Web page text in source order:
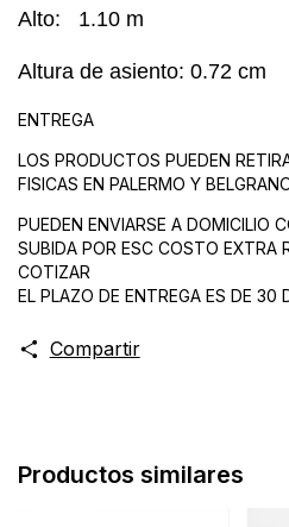
Alto: 1.10 m
Altura de asiento: 0.72 cm
ENTREGA
LOS PRODUCTOS PUEDEN
FISICAS EN PALERMO Y
PUEDEN ENVIARSE A DOMICILIO
SUBIDA POR ESC COSTO EXTRA
COTIZAR
EL PLAZO DE ENTREGA ES DE 30
Compartir
Productos similares